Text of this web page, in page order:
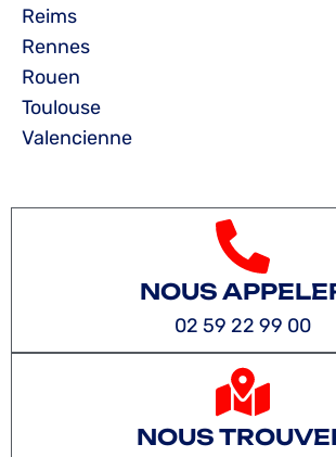
Reims
Rennes
Rouen
Toulouse
Valencienne
NOUS
02 59 22 99 00
NOUS